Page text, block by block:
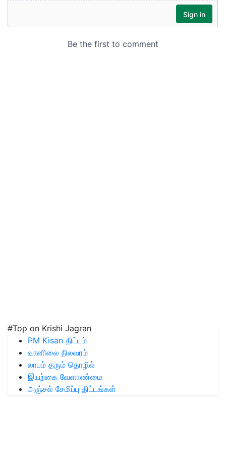
#Top on Krishi Jagran
PM Kisan திட்டம்
வானிலை நிலவரம்
லாபம் தரும் தொழில்
இயற்கை வேளாண்மை
அஞ்சல் சேமிப்பு திட்டங்கள்